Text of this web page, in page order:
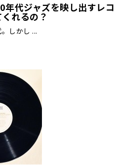
代ジャズを映し出すレコ
れるの？
しかし ...